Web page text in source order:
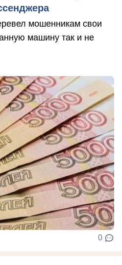
мошенникам свои
машину так и не
0